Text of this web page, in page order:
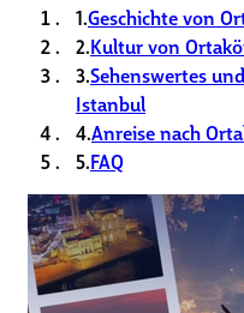
1.Geschichte von
2.Kultur von
3.Sehenswertes
Istanbul
4.Anreise nach
5.FAQ